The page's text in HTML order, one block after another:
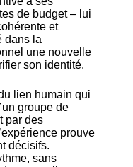
de budget – lui
et
dans la
une nouvelle
son identité.
lien humain qui
groupe de
par des
prouve
décisifs.
sans